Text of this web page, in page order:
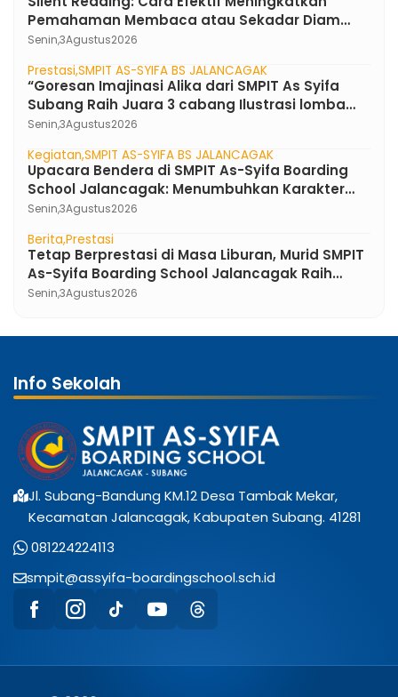
Pemahaman Membaca atau Sekadar Diam
Tanpa Kata ?
Senin,3Agustus2026
Prestasi SMPIT AS-SYIFA BS JALANCAGAK
“Goresan Imajinasi Alika dari SMPIT As Syifa
Subang Raih Juara 3 cabang Ilustrasi lomba
FLS3N Jawa Barat 2026”
Senin,3Agustus2026
Kegiatan SMPIT AS-SYIFA BS JALANCAGAK
Upacara Bendera di SMPIT As-Syifa Boarding
School Jalancagak: Menumbuhkan Karakter
Pemimpin Berakhlak Mulia
Senin,3Agustus2026
Berita Prestasi
Tetap Berprestasi di Masa Liburan, Murid SMPIT
As-Syifa Boarding School Jalancagak Raih
Medali di Ajang PUSKANAS
Senin,3Agustus2026
Info Sekolah
Jl. Subang-Bandung KM.12 Desa Tambak Mekar,
Kecamatan Jalancagak, Kabupaten Subang. 41281
081224224113
smpit@assyifa-boardingschool.sch.id